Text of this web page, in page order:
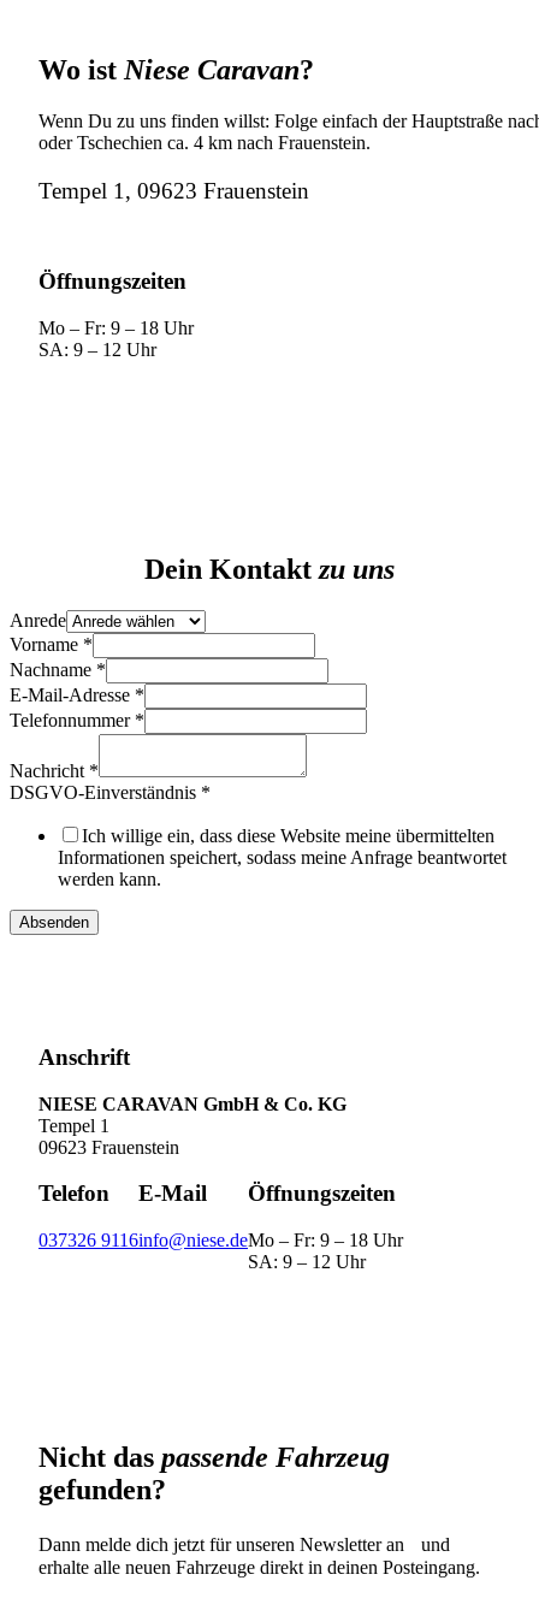
Wo istNiese Caravan?
Wenn Du zu uns finden willst: Folge einfach der Hauptstraße
oder Tschechien ca. 4 km nach Frauenstein.
Tempel 1, 09623 Frauenstein
Öffnungszeiten
Mo – Fr: 9 – 18 Uhr
SA: 9 – 12 Uhr
Dein Kontakt zu uns
Anrede
Vorname *
Nachname *
E-Mail-Adresse *
Telefonnummer *
Nachricht *
DSGVO-
Layout
Layout
DSGVO-Einverständnis *
Ich willige ein, dass diese Website meine übermittelten
Informationen speichert, sodass meine Anfrage beantwortet
werden kann.
Absenden
Anschrift
NIESE CARAVAN GmbH & Co. KG
Tempel 1
09623 Frauenstein
Telefon
037326 9116
E-Mail
info@niese.de
Öffnungszeiten
Mo – Fr: 9 – 18 Uhr
SA: 9 – 12 Uhr
Nicht das passende Fahrzeug
gefunden?
Dann melde dich jetzt für unseren Newsletter an und
erhalte alle neuen Fahrzeuge direkt in deinen Posteingang.